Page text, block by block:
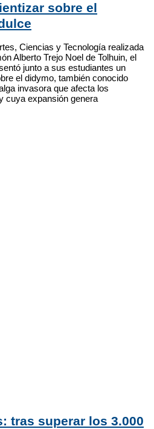
sobre el
Ciencias y Tecnología realizada
Alberto Trejo Noel de Tolhuin, el
junto a sus estudiantes un
el didymo, también conocido
invasora que afecta los
cuya expansión genera
tras superar los 3.000